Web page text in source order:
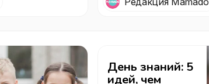
День знаний: 5
идей, чем